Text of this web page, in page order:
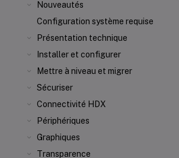
Nouveautés
Configuration système requise
Présentation technique
Installer et configurer
Mettre à niveau et migrer
Sécuriser
Connectivité HDX
Périphériques
Graphiques
Transparence